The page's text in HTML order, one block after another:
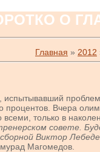
О
Главная » 2012
испытывавший
процентов. Вчера
только в
совете.
Виктор
Магомедов.